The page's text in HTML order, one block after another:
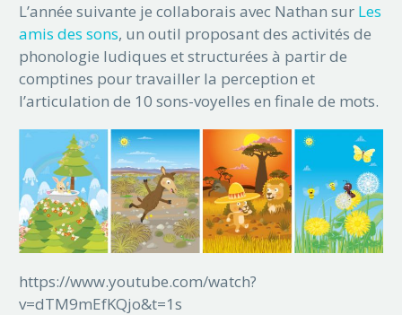
L’année suivante je collaborais avec Nathan sur Les
amis des sons, un outil proposant des activités de
phonologie ludiques et structurées à partir de
comptines pour travailler la perception et
l’articulation de 10 sons-voyelles en finale de mots.
https://www.youtube.com/watch?
v=dTM9mEfKQjo&t=1s